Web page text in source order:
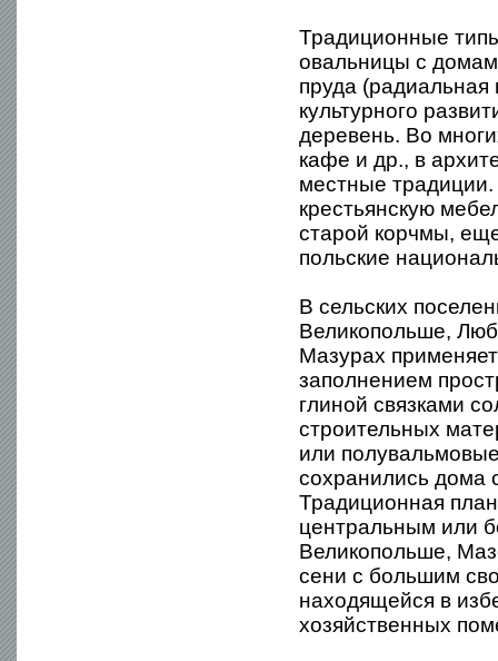
Традиционные
овальницы с
пруда (радиальная
культурного
деревень. Во
кафе и др., в
местные
крестьянскую
старой корчмы,
польские
В сельских
Великопольше,
Мазурах
заполнением
глиной связками
строительных
или
сохранились дома
Традиционная
центральным или
Великопольше,
сени с большим
находящейся в
хозяйственных